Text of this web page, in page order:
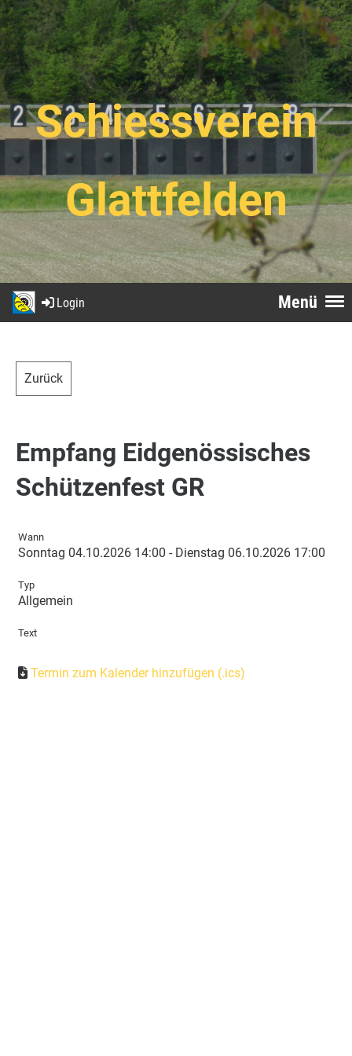
Schiessverein
Glattfelden
Menü
Login
Zurück
Empfang Eidgenössisches
Schützenfest GR
Wann
Sonntag 04.10.2026 14:00 - Dienstag 06.10.2026 17:00
Typ
Allgemein
Text
Termin zum Kalender hinzufügen (.ics)